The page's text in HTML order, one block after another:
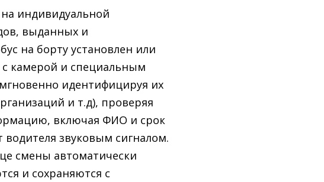
индивидуальной
выданных и
на борту установлен или
камерой и специальным
идентифицируя их
и т.д), проверяя
включая ФИО и срок
водителя звуковым сигналом.
смены автоматически
и сохраняются с